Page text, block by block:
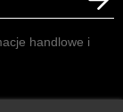
handlowe i